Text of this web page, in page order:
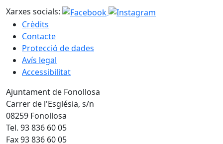
Xarxes socials:
Crèdits
Contacte
Protecció de dades
Avís legal
Accessibilitat
Ajuntament de Fonollosa
Carrer de l'Església, s/n
08259 Fonollosa
Tel. 93 836 60 05
Fax 93 836 60 05